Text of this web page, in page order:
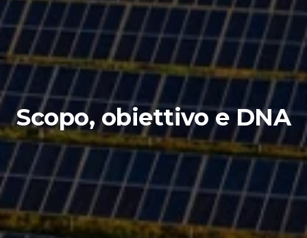
Scopo, obiettivo e DNA